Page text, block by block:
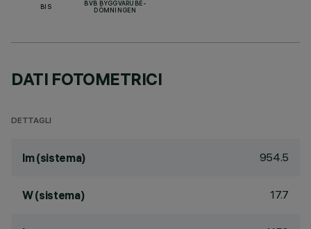
BIS
BVB BYGGVARUBE-
DÖMNINGEN
DATI FOTOMETRICI
DETTAGLI
lm (sistema) 954.5
W (sistema) 17.7